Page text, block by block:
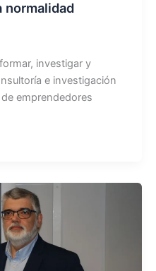
normalidad
investigar y
e investigación
emprendedores